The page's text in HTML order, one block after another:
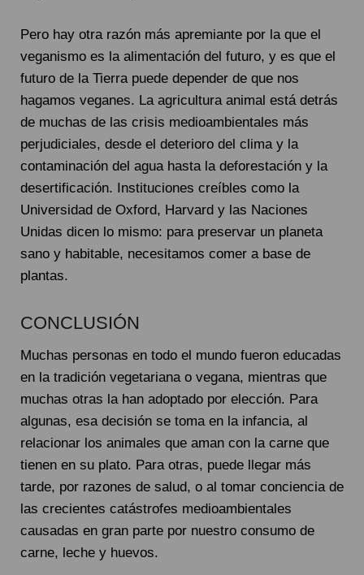
Pero hay otra razón más apremiante por la que el
veganismo es la alimentación del futuro, y es que el
futuro de la Tierra puede depender de que nos
hagamos veganes. La agricultura animal está detrás
de muchas de las crisis medioambientales más
perjudiciales, desde el deterioro del clima y la
contaminación del agua hasta la deforestación y la
desertificación. Instituciones creíbles como la
Universidad de Oxford, Harvard y las Naciones
Unidas dicen lo mismo: para preservar un planeta
sano y habitable, necesitamos comer a base de
plantas.
CONCLUSIÓN
Muchas personas en todo el mundo fueron educadas
en la tradición vegetariana o vegana, mientras que
muchas otras la han adoptado por elección. Para
algunas, esa decisión se toma en la infancia, al
relacionar los animales que aman con la carne que
tienen en su plato. Para otras, puede llegar más
tarde, por razones de salud, o al tomar conciencia de
las crecientes catástrofes medioambientales
causadas en gran parte por nuestro consumo de
carne, leche y huevos.